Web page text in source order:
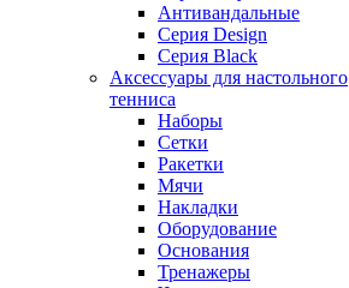
Антивандальные
Серия Design
Серия Black
Аксессуары для настольного
тенниса
Наборы
Сетки
Ракетки
Мячи
Накладки
Оборудование
Основания
Тренажеры